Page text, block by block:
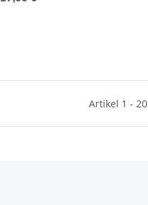
Artikel 1 -